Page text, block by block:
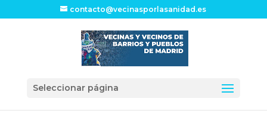
contacto@vecinasporlasanidad.es
Seleccionar página